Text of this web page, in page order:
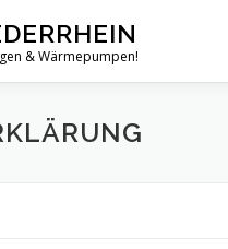
& Wärmepumpen!